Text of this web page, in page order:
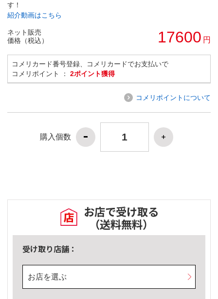
す！
紹介動画はこちら
ネット販売
価格（税込）
17600 円
コメリカード番号登録、コメリカードでお支払いで
コメリポイント ： 2ポイント獲得
コメリポイントについて
購入個数
お店で受け取る
（送料無料）
受け取り店舗：
お店を選ぶ